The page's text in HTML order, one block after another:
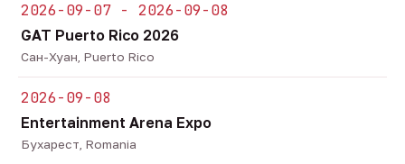
2026-09-07 - 2026-09-08
GAT Puerto Rico 2026
Сан-Хуан, Puerto Rico
2026-09-08
Entertainment Arena Expo
Бухарест, Romania